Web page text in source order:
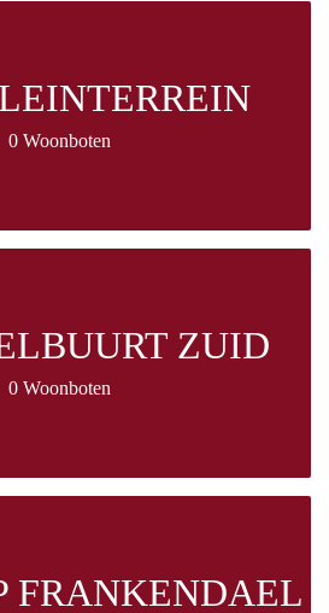
0 Woonboten
ZUID
0 Woonboten
FRANKENDAEL